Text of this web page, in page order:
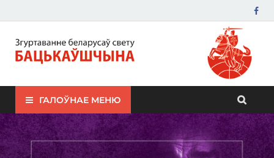
ЗБС "Бацькаўшчына"
ГАЛОЎНАЕ МЕНЮ